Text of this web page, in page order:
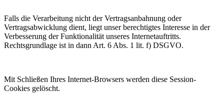
Falls die Verarbeitung nicht der Vertragsanbahnung oder
Vertragsabwicklung dient, liegt unser berechtigtes Interesse in der
Verbesserung der Funktionalität unseres Internetauftritts.
Rechtsgrundlage ist in dann Art. 6 Abs. 1 lit. f) DSGVO.
Mit Schließen Ihres Internet-Browsers werden diese Session-
Cookies gelöscht.